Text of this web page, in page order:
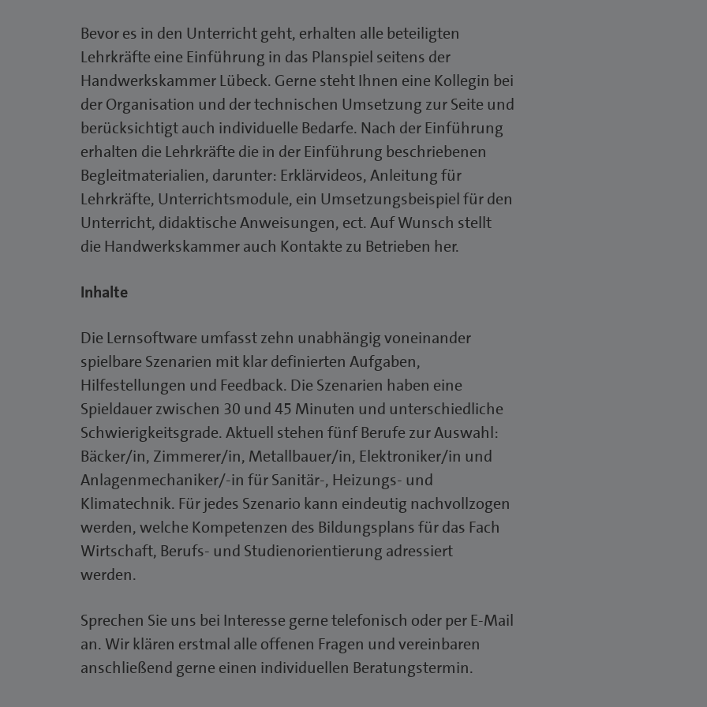
Bevor es in den Unterricht geht, erhalten alle beteiligten
Lehrkräfte eine Einführung in das Planspiel seitens der
Handwerkskammer Lübeck. Gerne steht Ihnen eine Kollegin bei
der Organisation und der technischen Umsetzung zur Seite und
berücksichtigt auch individuelle Bedarfe. Nach der Einführung
erhalten die Lehrkräfte die in der Einführung beschriebenen
Begleitmaterialien, darunter: Erklärvideos, Anleitung für
Lehrkräfte, Unterrichtsmodule, ein Umsetzungsbeispiel für den
Unterricht, didaktische Anweisungen, ect. Auf Wunsch stellt
die Handwerkskammer auch Kontakte zu Betrieben her.
Inhalte
Die Lernsoftware umfasst zehn unabhängig voneinander
spielbare Szenarien mit klar definierten Aufgaben,
Hilfestellungen und Feedback. Die Szenarien haben eine
Spieldauer zwischen 30 und 45 Minuten und unterschiedliche
Schwierigkeitsgrade. Aktuell stehen fünf Berufe zur Auswahl:
Bäcker/in, Zimmerer/in, Metallbauer/in, Elektroniker/in und
Anlagenmechaniker/-in für Sanitär-, Heizungs- und
Klimatechnik. Für jedes Szenario kann eindeutig nachvollzogen
werden, welche Kompetenzen des Bildungsplans für das Fach
Wirtschaft, Berufs- und Studienorientierung adressiert
werden.
Sprechen Sie uns bei Interesse gerne telefonisch oder per E-Mail
an. Wir klären erstmal alle offenen Fragen und vereinbaren
anschließend gerne einen individuellen Beratungstermin.